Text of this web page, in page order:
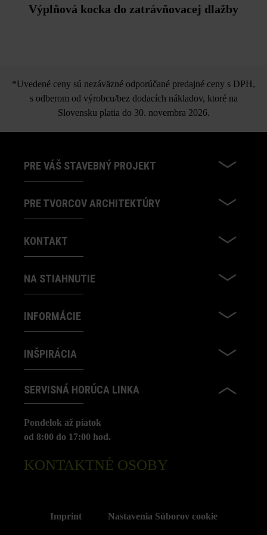
Výplňová kocka do zatrávňovacej dlažby
*Uvedené ceny sú nezáväzné odporúčané predajné ceny s DPH,
s odberom od výrobcu/bez dodacích nákladov, ktoré na
Slovensku platia do 30. novembra 2026.
PRE VÁŠ STAVEBNÝ PROJEKT
PRE TVORCOV ARCHITEKTÚRY
KONTAKT
NA STIAHNUTIE
INFORMÁCIE
INŠPIRÁCIA
SERVISNÁ HORÚCA LINKA
Pondelok až piatok
od 8:00 do 17:00 hod.
KONTAKTNÉ OSOBY
Imprint Nastavenia Súborov cookie